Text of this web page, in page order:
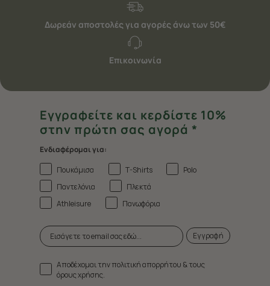
Δωρεάν αποστολές για αγορές άνω των 50€
Επικοινωνία
Εγγραφείτε και κερδίστε 10%
στην πρώτη σας αγορά *
Ενδιαφέρομαι για:
Πουκάμισα
T-Shirts
Polo
Παντελόνια
Πλεκτά
Athleisure
Πανωφόρια
Εγγραφή
Αποδέχομαι την πολιτική απορρήτου & τους
όρους χρήσης.